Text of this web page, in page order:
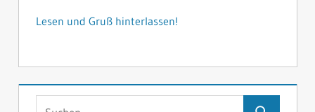
Lesen und Gruß hinterlassen!